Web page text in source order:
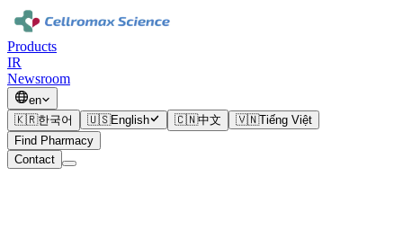
Products
IR
Newsroom
en
🇰🇷한국어 🇺🇸English 🇨🇳中文 🇻🇳Tiếng Việt
Find Pharmacy
Contact